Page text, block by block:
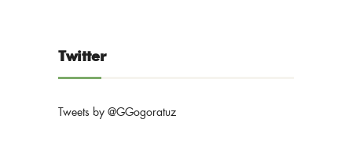
Twitter
Tweets by @GGogoratuz